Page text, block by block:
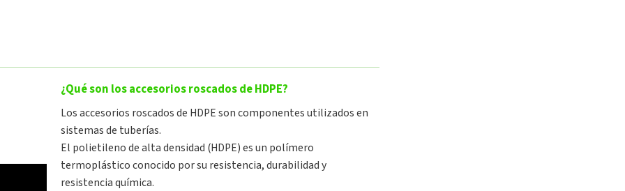
¿Qué son los accesorios roscados de HDPE?
Los accesorios roscados de HDPE son componentes utilizados en
sistemas de tuberías.
El polietileno de alta densidad (HDPE) es un polímero
termoplástico conocido por su resistencia, durabilidad y
resistencia química.